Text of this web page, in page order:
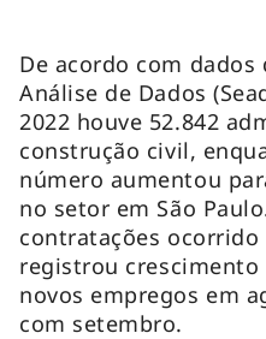
De acordo com dados
Análise de Dados
2022 houve 52.842
construção civil,
número aumentou
no setor em São
contratações
registrou crescimento
novos empregos em
com setembro.